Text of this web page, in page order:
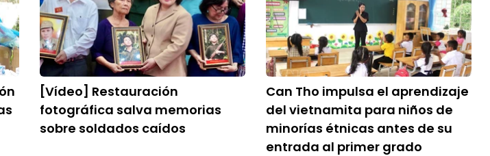
[Vídeo] Restauración
fotográfica salva memorias
sobre soldados caídos
Can Tho impulsa el aprendizaje
del vietnamita para niños de
minorías étnicas antes de su
entrada al primer grado